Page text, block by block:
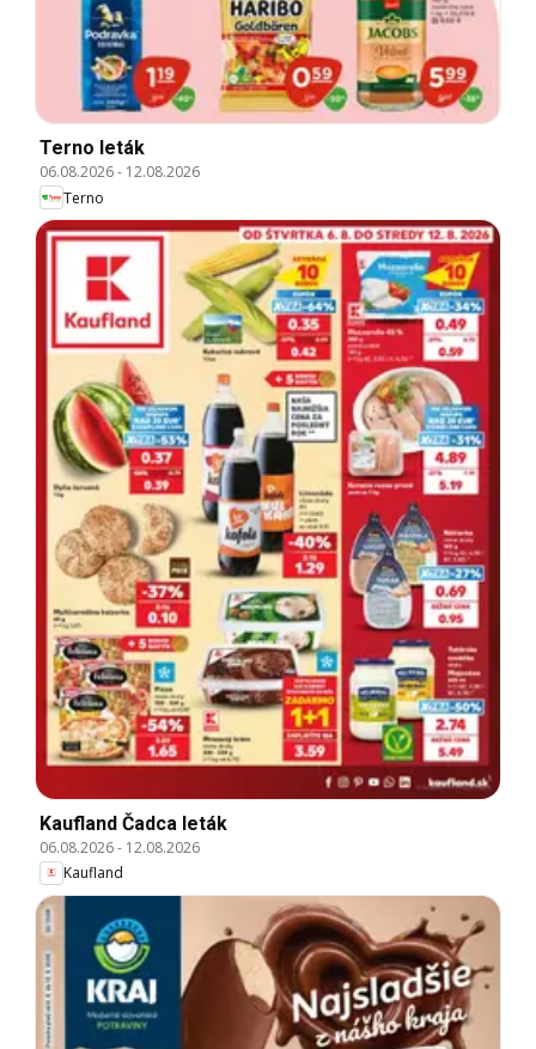
Terno leták
06.08.2026- 12.08.2026
Terno
Kaufland Čadca leták
06.08.2026- 12.08.2026
Kaufland